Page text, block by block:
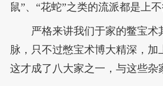
鼠”、“花蛇”之类的流派都是上不
严格来讲我们于家的鳖宝术
脉，只不过憋宝术博大精深，加
这才成了八大家之一，与这些杂